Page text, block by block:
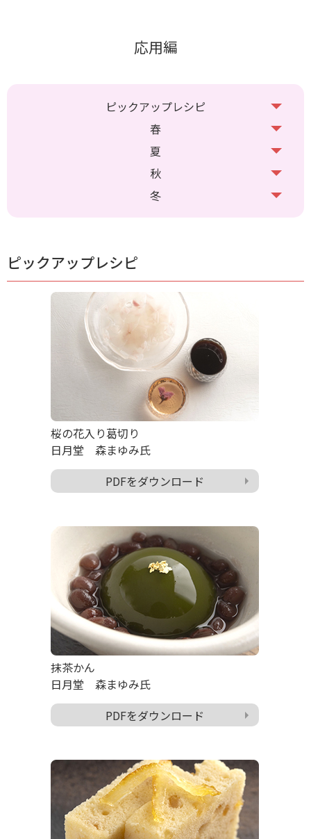
応用編
ピックアップレシピ
春
夏
秋
冬
ピックアップレシピ
桜の花入り葛切り
日月堂 森まゆみ氏
PDFをダウンロード
抹茶かん
日月堂 森まゆみ氏
PDFをダウンロード